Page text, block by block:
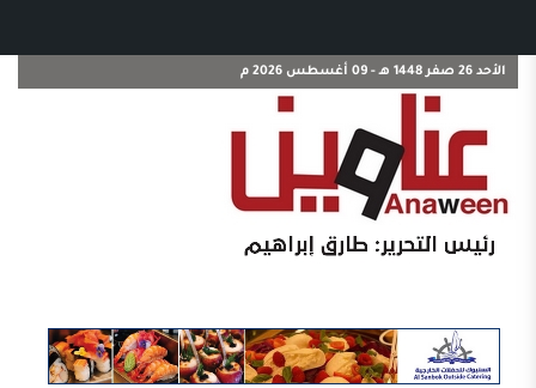
الأحد 26 صفر 1448 هـ - 09 أغسطس 2026 م